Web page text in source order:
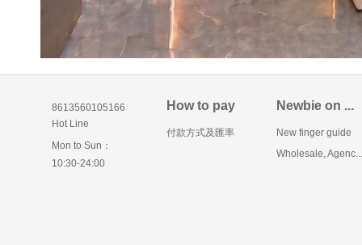
8613560105166
Hot Line
Mon to Sun：
10:30-24:00
How to pay
付款方式及匯率
Newbie on ...
New finger guide
Wholesale, Agenc...